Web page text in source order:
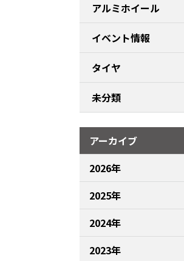
アルミホイール
イベント情報
タイヤ
未分類
アーカイブ
2026年
2025年
2024年
2023年